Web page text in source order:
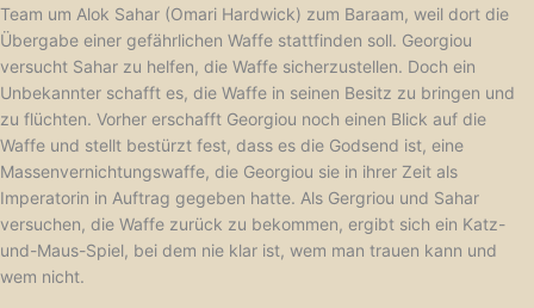
Team um Alok Sahar (Omari Hardwick) zum Baraam, weil dort die
Übergabe einer gefährlichen Waffe stattfinden soll. Georgiou
versucht Sahar zu helfen, die Waffe sicherzustellen. Doch ein
Unbekannter schafft es, die Waffe in seinen Besitz zu bringen und
zu flüchten. Vorher erschafft Georgiou noch einen Blick auf die
Waffe und stellt bestürzt fest, dass es die Godsend ist, eine
Massenvernichtungswaffe, die Georgiou sie in ihrer Zeit als
Imperatorin in Auftrag gegeben hatte. Als Gergriou und Sahar
versuchen, die Waffe zurück zu bekommen, ergibt sich ein Katz-
und-Maus-Spiel, bei dem nie klar ist, wem man trauen kann und
wem nicht.